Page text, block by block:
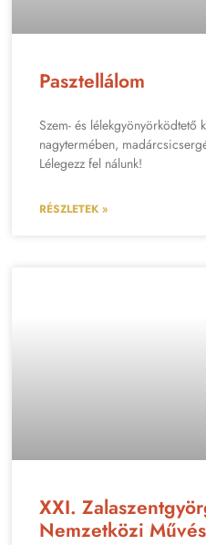
Pasztellálom
Szem- és
nagytermében,
Lélegezz fel nálunk!
RÉSZLETEK »
XXI.
Nemzetközi